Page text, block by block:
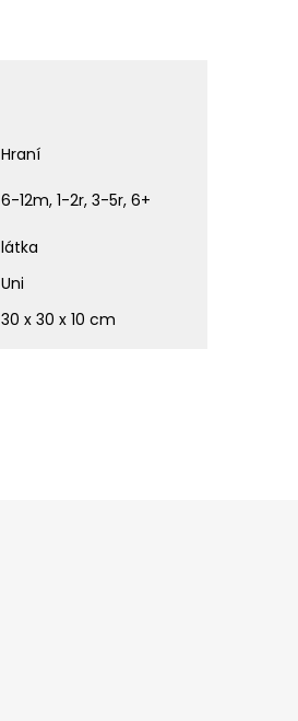
Hraní
6-12m, 1-2r, 3-5r, 6+
látka
Uni
30 x 30 x 10 cm